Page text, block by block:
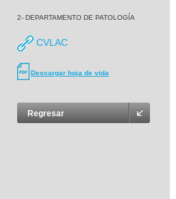
2- DEPARTAMENTO DE PATOLOGÍA
CVLAC
Descargar hoja de vida
Regresar